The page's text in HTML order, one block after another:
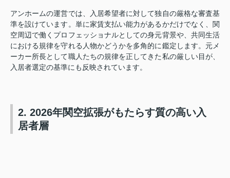
アンホームの運営では、入居希望者に対して独自の厳格な審査基
準を設けています。単に家賃支払い能力があるかだけでなく、関
空周辺で働くプロフェッショナルとしての身元背景や、共同生活
における規律を守れる人物かどうかを多角的に鑑定します。元メ
ーカー所長として職人たちの規律を正してきた私の厳しい目が、
入居者選定の基準にも反映されています。
2. 2026年関空拡張がもたらす質の高い入
居者層